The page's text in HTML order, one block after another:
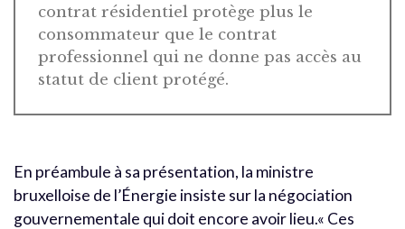
contrat résidentiel protège plus le
consommateur que le contrat
professionnel qui ne donne pas accès au
statut de client protégé.
En préambule à sa présentation, la ministre
bruxelloise de l’Énergie insiste sur la négociation
gouvernementale qui doit encore avoir lieu.« Ces